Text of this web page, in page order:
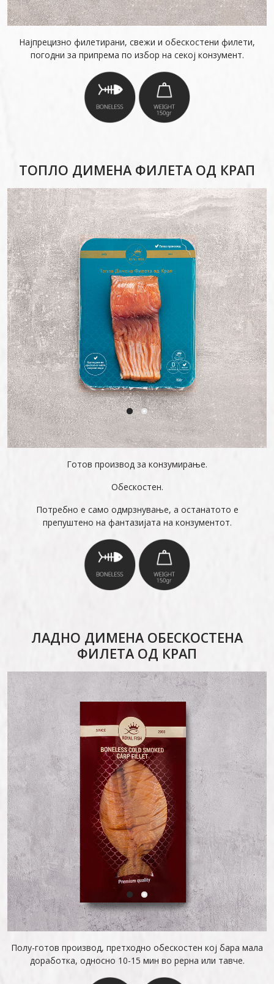
Најпрецизно филетирани, свежи и обескостени филети,
погодни за припрема по избор на секој конзумент.
ТОПЛО ДИМЕНА ФИЛЕТА ОД КРАП
Готов производ за конзумирање.
Обескостен.
Потребно е само одмрзнување, а останатото е
препуштено на фантазијата на конзументот.
ЛАДНО ДИМЕНА ОБЕСКОСТЕНА
ФИЛЕТА ОД КРАП
Полу-готов производ, претходно обескостен кој бара мала
доработка, односно 10-15 мин во рерна или тавче.